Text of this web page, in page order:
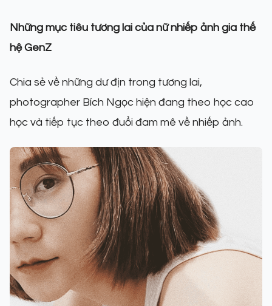
Những mục tiêu tương lai của nữ nhiếp ảnh gia thế
hệ GenZ
Chia sẻ về những dư địn trong tương lai,
photographer Bích Ngọc hiện đang theo học cao
học và tiếp tục theo đuổi đam mê về nhiếp ảnh.